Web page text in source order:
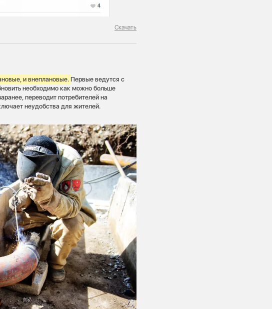
Скачать
и внеплановые. Первые ведутся с
необходимо как можно больше
переводит потребителей на
неудобства для жителей.